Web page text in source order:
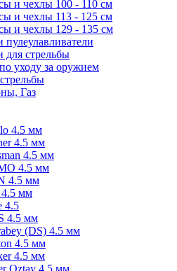
и чехлы 100 - 110 см
и чехлы 113 - 125 см
и чехлы 129 - 135 см
стрельбы
уходу за оружием
Газ
4.5 мм
4.5 мм
4.5 мм
4.5 мм
4.5 мм
мм
4.5
4.5 мм
(DS) 4.5 мм
4.5 мм
4.5 мм
Oztay 4.5 мм